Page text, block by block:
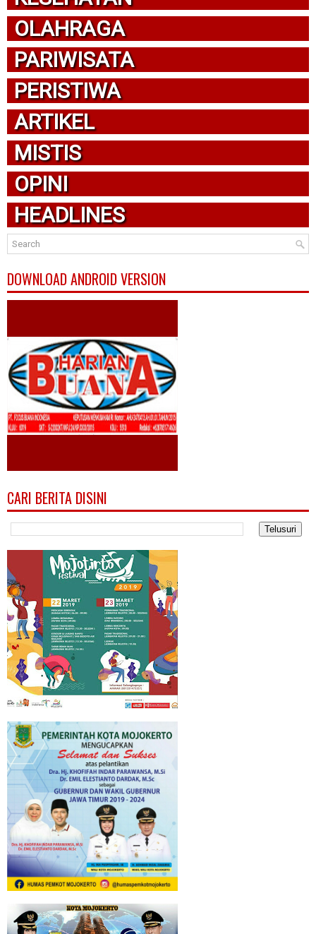
OLAHRAGA
PARIWISATA
PERISTIWA
ARTIKEL
MISTIS
OPINI
HEADLINES
DOWNLOAD ANDROID VERSION
CARI BERITA DISINI